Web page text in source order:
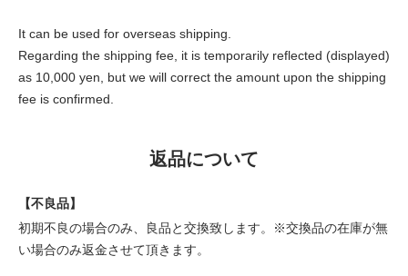
It can be used for overseas shipping.
Regarding the shipping fee, it is temporarily reflected (displayed)
as 10,000 yen, but we will correct the amount upon the shipping
fee is confirmed.
返品について
【不良品】
初期不良の場合のみ、良品と交換致します。※交換品の在庫が無
い場合のみ返金させて頂きます。